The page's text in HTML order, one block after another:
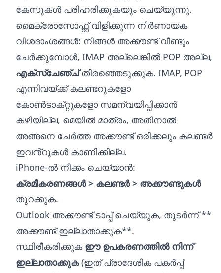
കേസുകൾ പരിഹരിക്കുകയും ചെയ്യുന്നു.
മൈക്രോസോഫ്റ്റ് വിളിക്കുന്ന നിർണായക
വിശദാംശങ്ങൾ: നിങ്ങൾ അക്കൗണ്ട് വീണ്ടും
ചേർക്കുമ്പോൾ, IMAP അല്ലെങ്കിൽ POP അല്ല,
എക്സ്ചേഞ്ച്തിരഞ്ഞെടുക്കുക. IMAP, POP
എന്നിവയ്‌ക്ക് കലണ്ടറുകളോ
കോൺടാക്‌റ്റുകളോ സമന്വയിപ്പിക്കാൻ
കഴിയില്ല, മെയിൽ മാത്രം, അതിനാൽ
അങ്ങനെ ചേർത്ത അക്കൗണ്ട് ഒരിക്കലും കലണ്ടർ
ഇവൻ്റുകൾ കാണിക്കില്ല.
iPhone-ൽ നീക്കം ചെയ്യാൻ:
ക്രമീകരണങ്ങൾ > കലണ്ടർ > അക്കൗണ്ടുകൾ
തുറക്കുക.
Outlook അക്കൗണ്ട് ടാപ്പ് ചെയ്യുക, തുടർന്ന് **
അക്കൗണ്ട് ഇല്ലാതാക്കുക**.
സ്ഥിരീകരിക്കുക ഈ ഉപകരണത്തിൽ നിന്ന്
ഇല്ലാതാക്കുക(ഇത് പ്രാദേശിക പകർപ്പ്